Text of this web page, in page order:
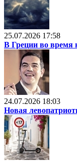
25.07.2026 17:58
В Греции во время
24.07.2026 18:03
Новая